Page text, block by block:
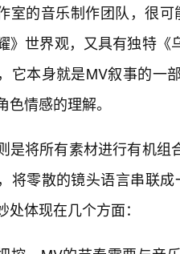
室的音乐制作团队，很
》世界观，又具有独特
它本身就是MV叙事的一
色情感的理解。
是将所有素材进行有机
将零散的镜头语言串联
处体现在几个方面：